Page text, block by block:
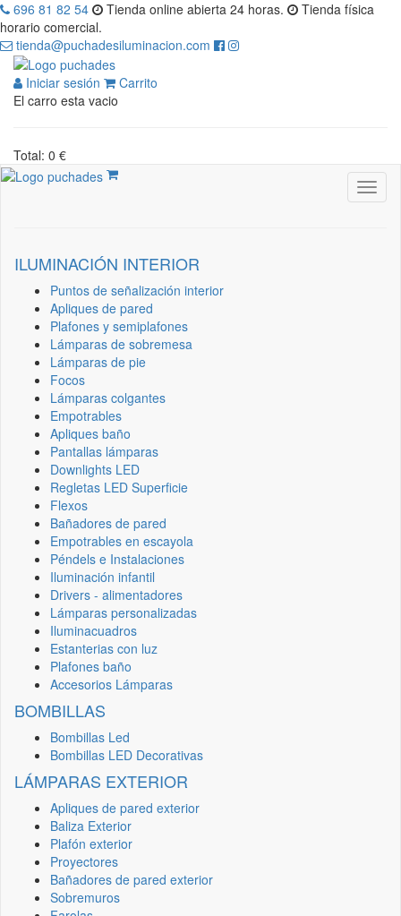
696 81 82 54 Tienda online abierta 24 horas.
Tienda física
horario comercial.
tienda@puchadesiluminacion.com
Iniciar sesión
Carrito
El carro esta vacio
Total: 0 €
ILUMINACIÓN INTERIOR
Puntos de señalización interior
Apliques de pared
Plafones y semiplafones
Lámparas de sobremesa
Lámparas de pie
Focos
Lámparas colgantes
Empotrables
Apliques baño
Pantallas lámparas
Downlights LED
Regletas LED Superficie
Flexos
Bañadores de pared
Empotrables en escayola
Péndels e Instalaciones
Iluminación infantil
Drivers - alimentadores
Lámparas personalizadas
Iluminacuadros
Estanterias con luz
Plafones baño
Accesorios Lámparas
BOMBILLAS
Bombillas Led
Bombillas LED Decorativas
LÁMPARAS EXTERIOR
Apliques de pared exterior
Baliza Exterior
Plafón exterior
Proyectores
Bañadores de pared exterior
Sobremuros